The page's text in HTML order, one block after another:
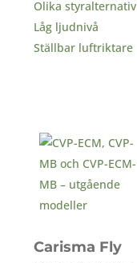
Olika styralternativ
Låg ljudnivå
Ställbar luftriktare
Carisma Fly